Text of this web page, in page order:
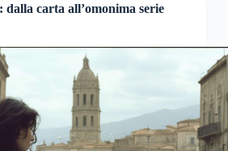
dalla carta all’omonima serie